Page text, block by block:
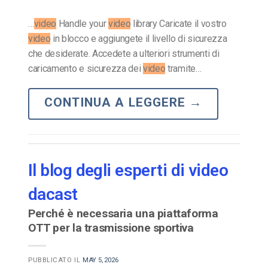
video Handle yourvideo library Caricate il vostro
video in blocco e aggiungete il livello di sicurezza
che desiderate. Accedete a ulteriori strumenti di
caricamento e sicurezza deivideo tramite…
CONTINUA A LEGGERE →
Il blog degli esperti di video
dacast
Perché è necessaria una piattaforma
OTT per la trasmissione sportiva
PUBBLICATO IL MAY 5, 2026